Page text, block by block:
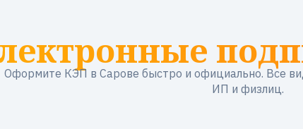
Оформите КЭП в Сарове быстро и официально. Все
ИП и физлиц.